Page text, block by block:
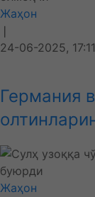
Жаҳон
❘
24-06-2025, 17:11
Германия
Жаҳон